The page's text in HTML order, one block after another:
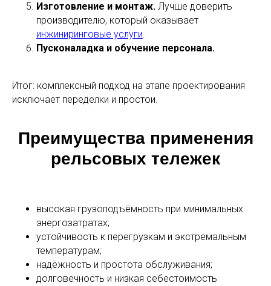
Изготовление и монтаж. Лучше доверить
производителю, который оказывает
инжиниринговые услуги.
Пусконаладка и обучение персонала.
Итог: комплексный подход на этапе проектирования
исключает переделки и простои.
Преимущества применения
рельсовых тележек
высокая грузоподъёмность при минимальных
энергозатратах;
устойчивость к перегрузкам и экстремальным
температурам;
надёжность и простота обслуживания;
долговечность и низкая себестоимость